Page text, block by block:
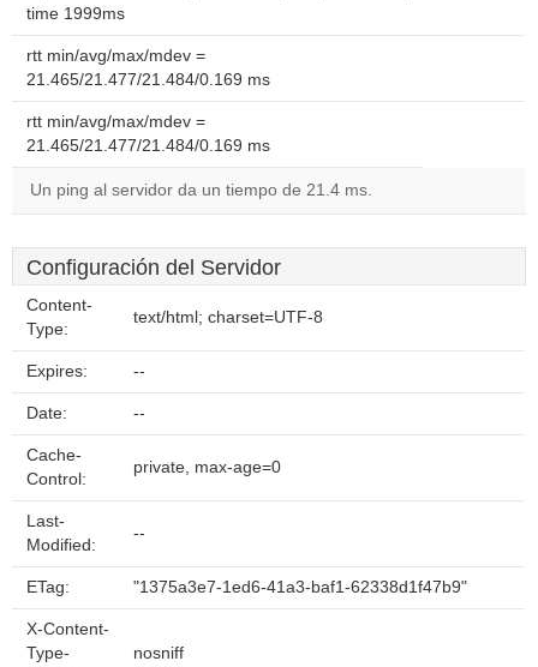
time 1999ms
rtt min/avg/max/mdev =
21.465/21.477/21.484/0.169 ms
rtt min/avg/max/mdev =
21.465/21.477/21.484/0.169 ms
Un ping al servidor da un tiempo de 21.4 ms.
Configuración del Servidor
Content-
Type:
text/html; charset=UTF-8
Expires: --
Date: --
Cache-
Control:
private, max-age=0
Last-
Modified:
--
ETag: "1375a3e7-1ed6-41a3-baf1-62338d1f47b9"
X-Content-
Type-
nosniff